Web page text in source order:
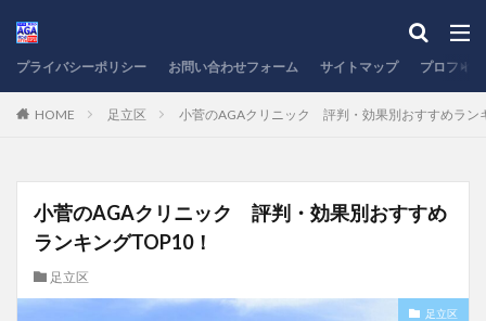
プライバシーポリシー お問い合わせフォーム サイトマップ プロフィ
HOME 足立区 小菅のAGAクリニック 評判・効果別おすすめラン
小菅のAGAクリニック 評判・効果別おすすめ
ランキングTOP10！
足立区
足立区